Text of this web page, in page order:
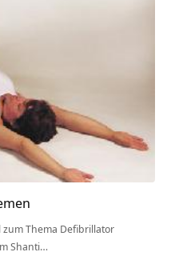
Thema Defibrillator
Shanti…